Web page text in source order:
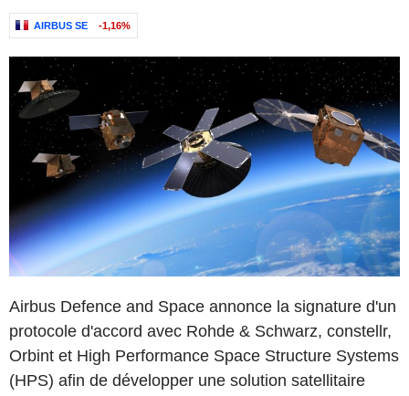
AIRBUS SE -1,16%
Airbus Defence and Space annonce la signature d'un
protocole d'accord avec Rohde & Schwarz, constellr,
Orbint et High Performance Space Structure Systems
(HPS) afin de développer une solution satellitaire